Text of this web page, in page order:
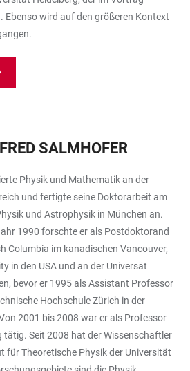
Ebenso wird auf den größeren Kontext
SALMHOFER
Physik und Mathematik an der
und fertigte seine Doktorarbeit am
und Astrophysik in München an.
1990 forschte er als Postdoktorand
Columbia im kanadischen Vancouver,
in den USA und an der Universät
bevor er 1995 als Assistant Professor
Hochschule Zürich in der
2001 bis 2008 war er als Professor
tätig. Seit 2008 hat der Wissenschaftler
für Theoretische Physik der Universität